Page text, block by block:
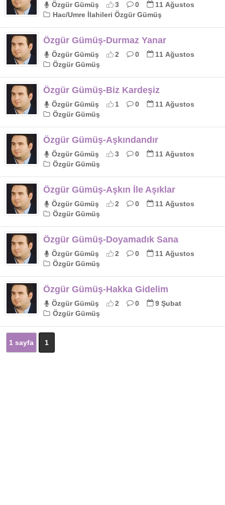
Özgür Gümüş 3 0
11 Ağustos
Hac/Umre İlahileri Özgür Gümüş
Özgür Gümüş-Durmaz Yanar
Özgür Gümüş 2 0
11 Ağustos
Özgür Gümüş
Özgür Gümüş-Biz Kardeşiz
Özgür Gümüş 1 0
11 Ağustos
Özgür Gümüş
Özgür Gümüş-Aşkındandır
Özgür Gümüş 3 0
11 Ağustos
Özgür Gümüş
Özgür Gümüş-Aşkın İle Aşıklar
Özgür Gümüş 2 0
11 Ağustos
Özgür Gümüş
Özgür Gümüş-Doyamadık Sana
Özgür Gümüş 2 0
11 Ağustos
Özgür Gümüş
Özgür Gümüş-Hakka Gidelim
Özgür Gümüş 2 0
9 Şubat
Özgür Gümüş
1 sayfa 1